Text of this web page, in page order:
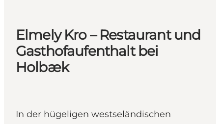
Elmely Kro – Restaurant und
Gasthofaufenthalt bei
Holbæk
In der hügeligen westseländischen